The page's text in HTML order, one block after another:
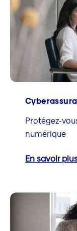
Protégez-
numérique
En savoir